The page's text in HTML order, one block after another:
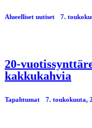
Alueelliset uutiset 7.
20-
kakkukahvia
Tapahtumat 7. toukokuuta,